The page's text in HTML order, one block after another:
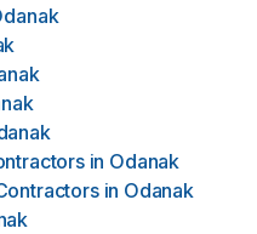
in Odanak
in Odanak